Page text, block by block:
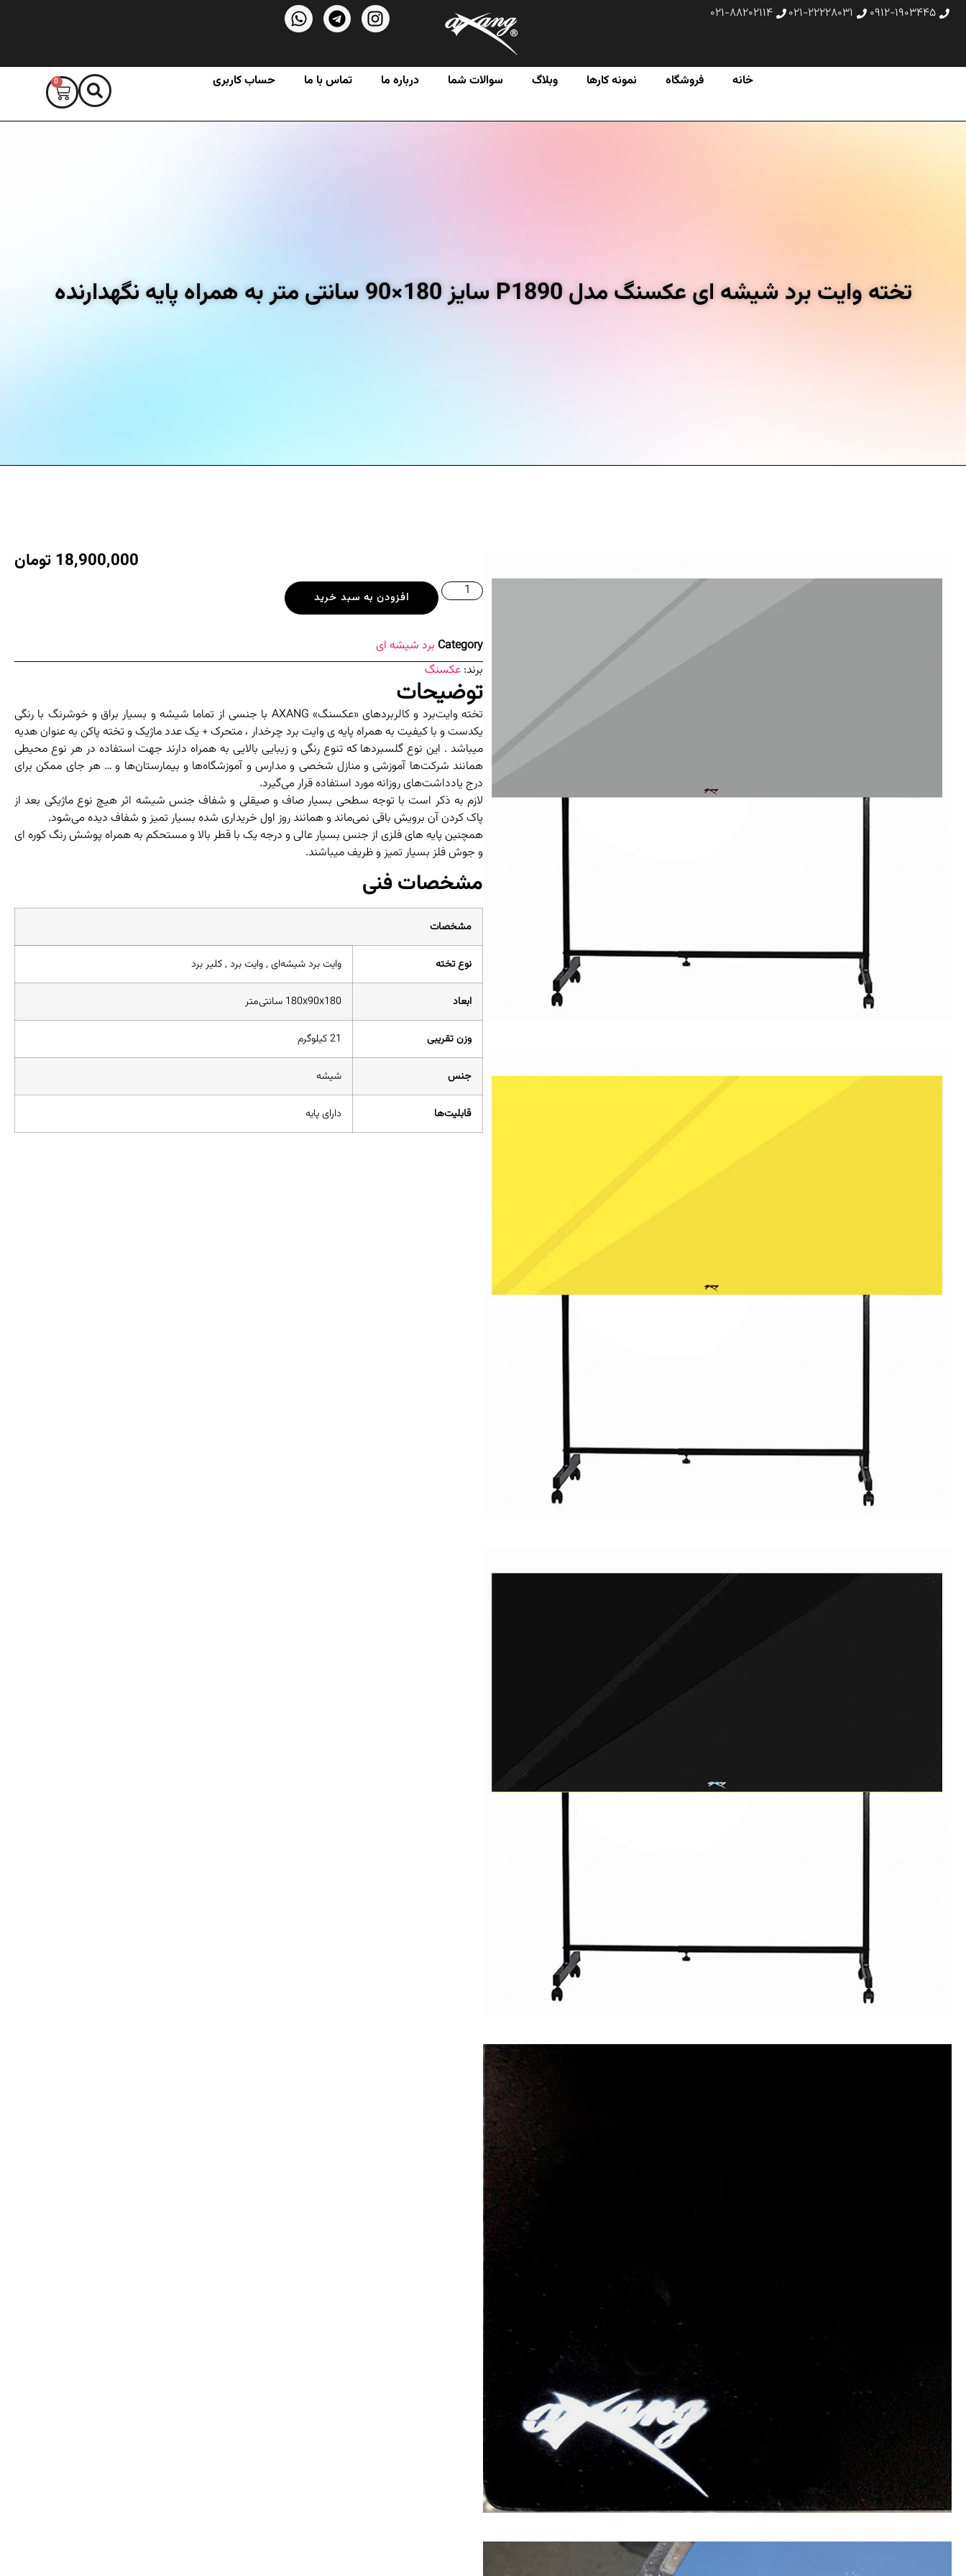
۰۹۱۲-۱۹۰۳۴۴۵ ۰۲۱-۲۲۲۲۸۰۳۱ ۰۲۱-۸۸۲۰۲۱۱۴
خانه فروشگاه نمونه کارها وبلاگ سوالات شما درباره ما تماس با ما حساب کاربری 0
تخته وایت‌ برد شیشه‌ ای عکسنگ مدل P1890 سایز 180×90 سانتی متر به همراه پایه نگهدارنده
18,900,000 تومان
افزودن به سبد خرید
Category برد شیشه ای
برند: عکسنگ
توضیحات
تخته وایت‌برد و کالربرد‌های «عکسنگ» AXANG با جنسی از تماما شیشه و بسیار براق و خوشرنگ با رنگی
یکدست و با کیفیت به همراه پایه ی وایت برد چرخدار ، متحرک + یک عدد ماژیک و تخته پاکن به عنوان هدیه
میباشد . این نوع گلسبردها که تنوع رنگی و زیبایی بالایی به همراه دارند جهت استفاده در هر نوع محیطی
همانند شرکت‌ها آموزشی و منازل شخصی و مدارس و آموزشگاه‌ها و بیمارستان‌ها و … هر جای ممکن برای
درج یادداشت‌های روزانه مورد استفاده قرار می‌گیرد.
لازم به ذکر است با توجه سطحی بسیار صاف و صیقلی و شفاف جنس شیشه اثر هیچ نوع ماژیکی بعد از
پاک کردن آن برویش باقی نمی‌ماند و همانند روز اول خریداری شده بسیار تمیز و شفاف دیده می‌شود.
همچنین پایه های فلزی از جنس بسیار عالی و درجه یک با قطر بالا و مستحکم به همراه پوشش رنگ کوره ای
و جوش فلز بسیار تمیز و ظریف میباشند.
مشخصات فنی
مشخصات
نوع تخته وایت برد شیشه‌ای , وایت برد , کلیر برد
ابعاد 180x90x180 سانتی‌متر
وزن تقریبی 21 کیلوگرم
جنس شیشه
قابلیت‌ها دارای پایه